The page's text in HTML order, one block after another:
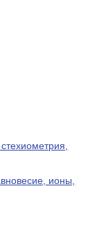
ионы,